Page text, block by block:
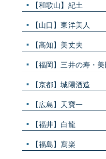
【和歌山】紀土
【山口】東洋美人
【高知】美丈夫
【福岡】三井の寿・美
【京都】城陽酒造
【広島】天寶一
【福井】白龍
【福島】寫楽